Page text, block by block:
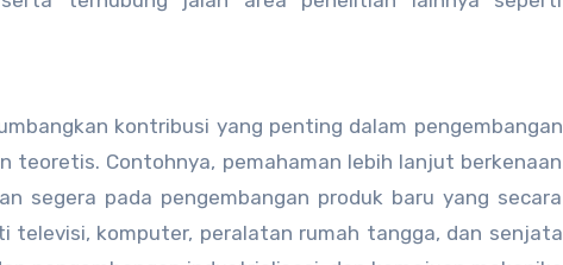
kontribusi yang penting dalam pengembangan
teoretis. Contohnya, pemahaman lebih lanjut berkenaan
segera pada pengembangan produk baru yang secara
televisi, komputer, peralatan rumah tangga, dan senjata